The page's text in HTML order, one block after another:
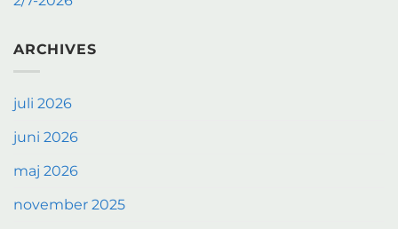
ARCHIVES
juli 2026
juni 2026
maj 2026
november 2025